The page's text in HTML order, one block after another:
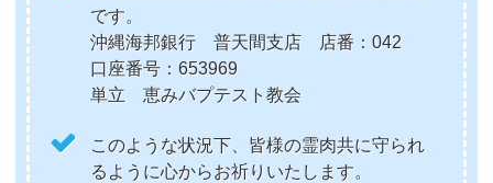
です。
沖縄海邦銀行 普天間支店 店番：042
口座番号：653969
単立 恵みバプテスト教会
このような状況下、皆様の霊肉共に守られ
るように心からお祈りいたします。